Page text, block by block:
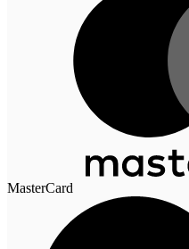
MasterCard